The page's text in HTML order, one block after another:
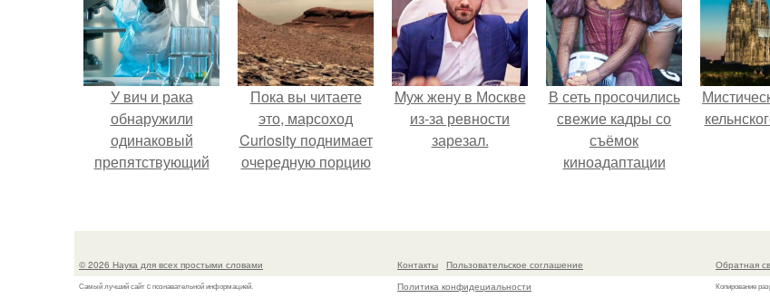
художника.
У вич и рака
обнаружили
одинаковый
препятствующий
Пока вы читаете
это, марсоход
Curiosity поднимает
очередную порцию
Mуж жену в Москве
из-за ревности
зарезал.
В сеть просочились
свежие кадры со
съёмок
киноадаптации
моментально
приковано к Тиган
© 2026 Наука для всех простыми словами
Самый лучший сайт c познавательной информацией.
Контакты
Пользовательское соглашение
Политика конфидециальности
Обратная
Копирование